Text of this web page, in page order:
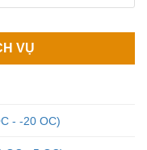
VỤ
- -20 OC)